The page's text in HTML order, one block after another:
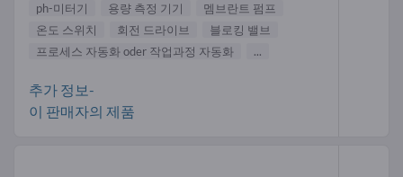
ph-미터기
용량 측정 기기
멤브란트 펌프
온도 스위치
회전 드라이브
블로킹 밸브
프로세스 자동화 oder 작업과정 자동화
...
추가 정보-
이 판매자의 제품